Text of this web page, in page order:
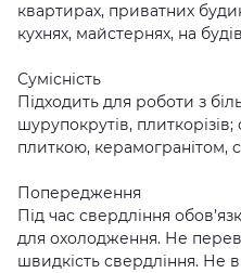
квартирах, приватних
кухнях, майстернях, на
Сумісність
Підходить для роботи з
шурупокрутів,
плиткою,
Попередження
Під час свердління
для охолодження. Не
швидкість свердління. Не